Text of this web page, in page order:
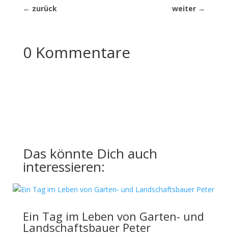
← zurück weiter →
0 Kommentare
Das könnte Dich auch
interessieren:
Ein Tag im Leben von Garten- und
Landschaftsbauer Peter